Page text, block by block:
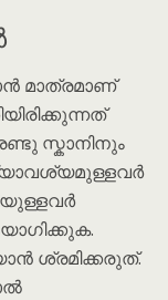
മാത്രമാണ്
സ്കാനിനും
ശ്രമിക്കരുത്.